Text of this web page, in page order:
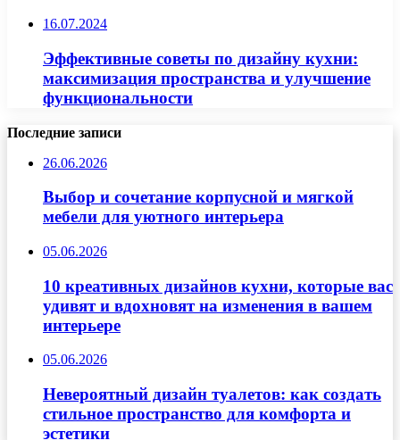
16.07.2024
Эффективные советы по дизайну кухни:
максимизация пространства и улучшение
функциональности
Последние записи
26.06.2026
Выбор и сочетание корпусной и мягкой
мебели для уютного интерьера
05.06.2026
10 креативных дизайнов кухни, которые вас
удивят и вдохновят на изменения в вашем
интерьере
05.06.2026
Невероятный дизайн туалетов: как создать
стильное пространство для комфорта и
эстетики